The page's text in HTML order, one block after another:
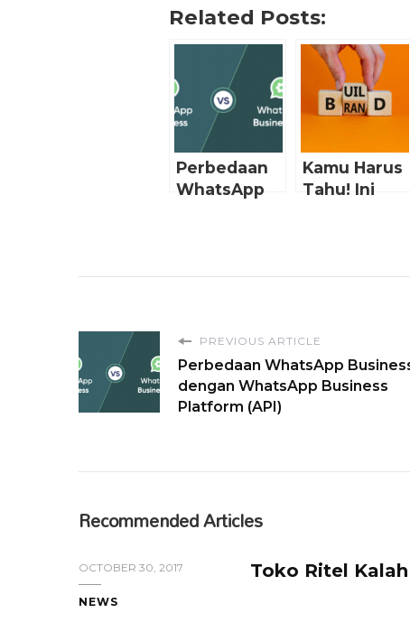
Related Posts:
Perbedaan
WhatsApp
Business
Kamu Harus
Tahu! Ini
Kamu…
PREVIOUS ARTICLE
Perbedaan WhatsApp
dengan WhatsApp Business
Platform (API)
Recommended Articles
OCTOBER 30, 2017
NEWS
Toko Ritel